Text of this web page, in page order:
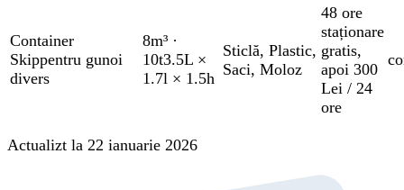
Container
Skippentru gunoi
divers
8m³ ·
10t3.5L ×
1.7l × 1.5h
Sticlă, Plastic,
Saci, Moloz
48 ore
staționare
gratis,
apoi 300
Lei / 24
ore
Actualizt la 22 ianuarie 2026